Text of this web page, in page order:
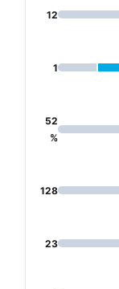
12
1
52
%
128
23